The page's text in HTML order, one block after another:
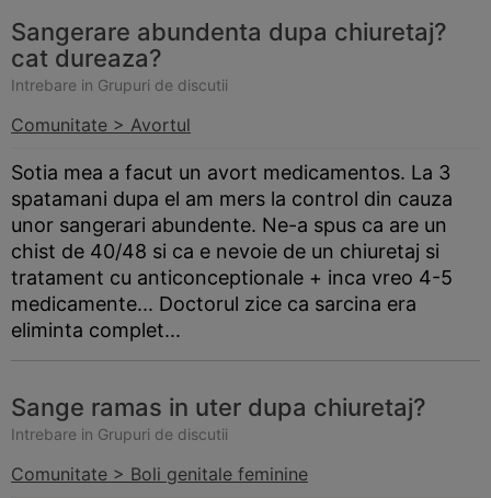
Sangerare abundenta dupa chiuretaj?
cat dureaza?
Intrebare in Grupuri de discutii
Comunitate > Avortul
Sotia mea a facut un avort medicamentos. La 3
spatamani dupa el am mers la control din cauza
unor sangerari abundente. Ne-a spus ca are un
chist de 40/48 si ca e nevoie de un chiuretaj si
tratament cu anticonceptionale + inca vreo 4-5
medicamente... Doctorul zice ca sarcina era
eliminta complet...
Sange ramas in uter dupa chiuretaj?
Intrebare in Grupuri de discutii
Comunitate > Boli genitale feminine